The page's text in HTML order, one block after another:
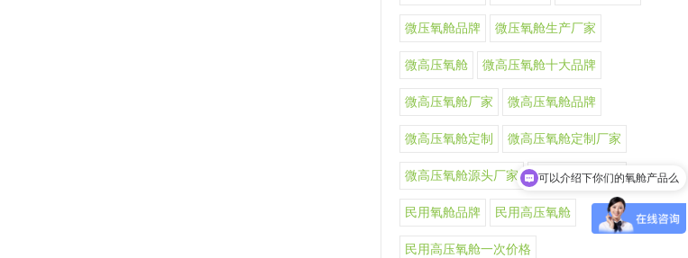
微压氧舱品牌 微压氧舱生产厂家
微高压氧舱 微高压氧舱十大品牌
微高压氧舱厂家 微高压氧舱品牌
微高压氧舱定制 微高压氧舱定制厂家
微高压氧舱源头厂家 智能微高压氧舱
民用氧舱品牌 民用高压氧舱
民用高压氧舱一次价格
可以介绍下你们的氧舱产品么